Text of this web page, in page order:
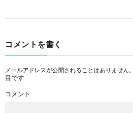
コメントを書く
メールアドレスが公開されることはありません。
目です
コメント